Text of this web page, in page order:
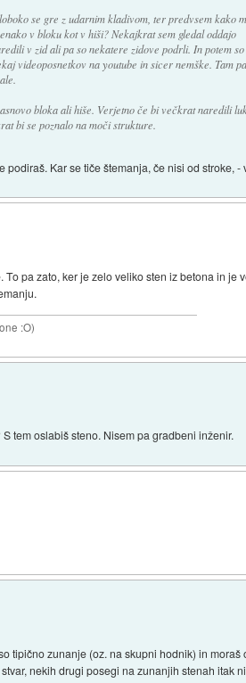
se gre z udarnim kladivom, ter predvsem kako
v bloku kot v hiši? Nekajkrat sem gledal oddajo
v zid ali pa so nekatere zidove podrli. In potem
videoposnetkov na youtube in sicer nemške. Tam
bloka ali hiše. Verjetno če bi večkrat naredili
bi se poznalo na moči strukture.
Kar se tiče štemanja, če nisi od stroke, -
pa zato, ker je zelo veliko sten iz betona in
:O)
tem oslabiš steno. Nisem pa gradbeni inženir.
tipično zunanje (oz. na skupni hodnik) in
nekih drugi posegi na zunanjih stenah itak